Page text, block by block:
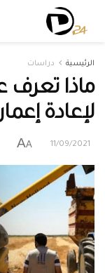
الرئيسية دراسات
ماذا تعرف
لإعادة
11/09/2021
A
A